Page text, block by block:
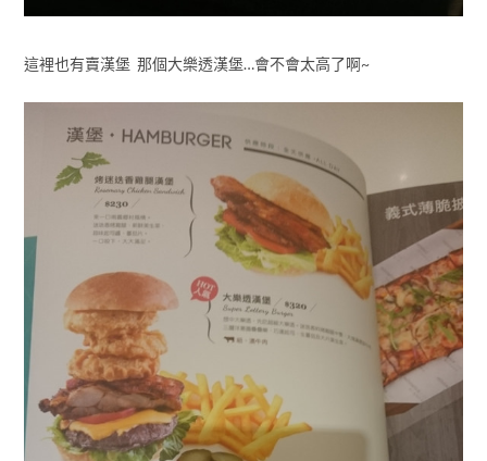
這裡也有賣漢堡 那個大樂透漢堡…會不會太高了啊~